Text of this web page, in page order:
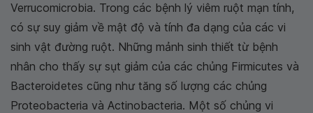
Verrucomicrobia. Trong các bệnh lý viêm ruột mạn tính,
có sự suy giảm về mật độ và tính đa dạng của các vi
sinh vật đường ruột. Những mảnh sinh thiết từ bệnh
nhân cho thấy sự sụt giảm của các chủng Firmicutes và
Bacteroidetes cũng như tăng số lượng các chủng
Proteobacteria và Actinobacteria. Một số chủng vi